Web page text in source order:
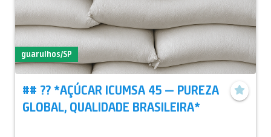
Todos os documentos apresentados devem ter data
de emissão dentro dos últimos 30 (trinta) dias.
Qualquer documento com data superior a esse período
poderá ser recusado, gerando demora na tratativa.
Após o recebimento e análise dos documentos e Due
Diligence, serão iniciadas as tratativas formais.
SÓ ENVIAR DOCUMENTAÇÃO POR E-MAIL??
guarulhos/SP
## ?? *AÇÚCAR ICUMSA 45 — PUREZA
GLOBAL, QUALIDADE BRASILEIRA*